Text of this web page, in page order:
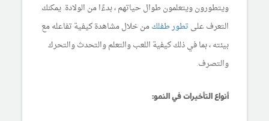
ويتطورون ويتعلمون طوال حياتهم ، بدءًا من الولادة. يمكنك
التعرف على تطور طفلكمن خلال مشاهدة كيفية تفاعله مع
بيئته ، بما في ذلك كيفية اللعب والتعلم والتحدث والتحرك
والتصرف.
أنواع التأخيرات في النمو: